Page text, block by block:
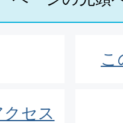
こ
セス